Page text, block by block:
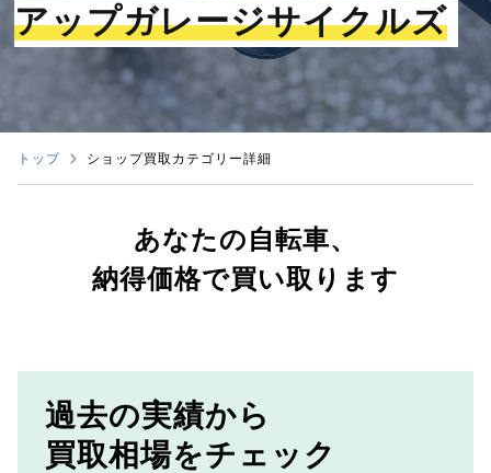
アップガレージサイクルズ
トップ ショップ買取カテゴリー詳細
あなたの自転車、
納得価格で買い取ります
過去の実績から
買取相場をチェック